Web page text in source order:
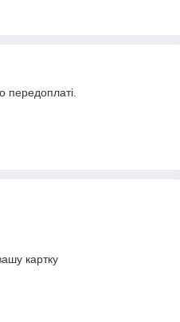
передоплаті.
картку